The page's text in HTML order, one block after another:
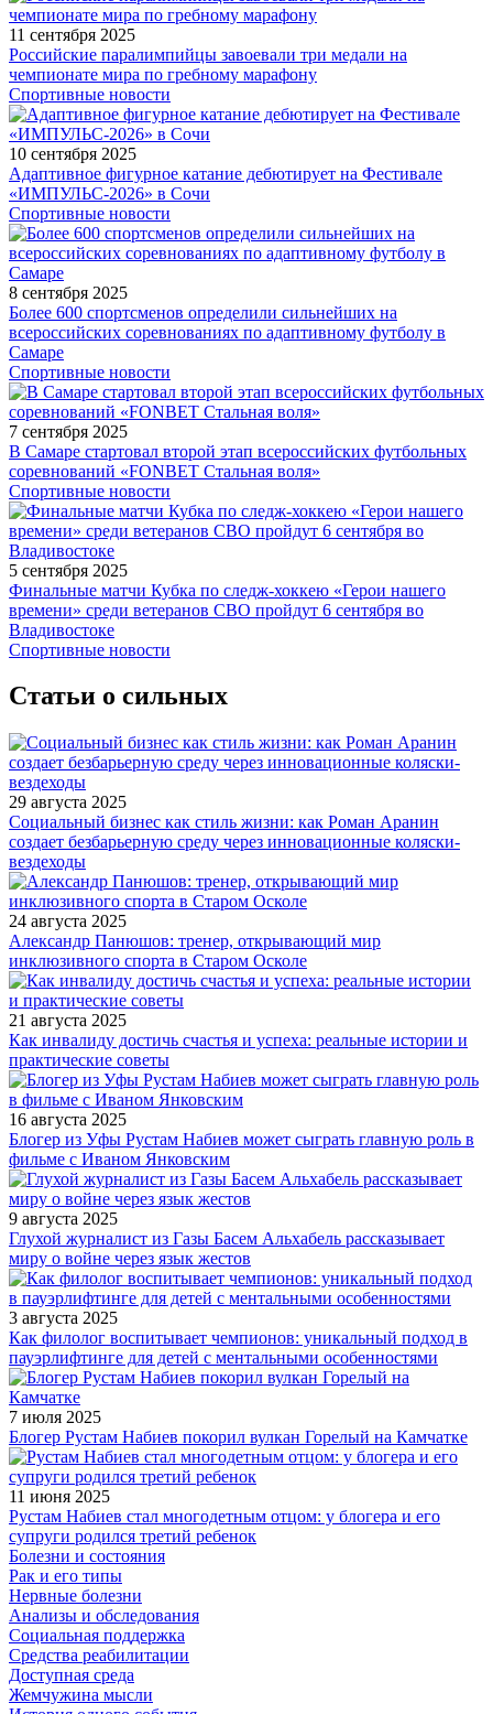
11 сентября 2025
Российские паралимпийцы завоевали три медали на
чемпионате мира по гребному марафону
Спортивные новости
10 сентября 2025
Адаптивное фигурное катание дебютирует на Фестивале
«ИМПУЛЬС-2026» в Сочи
Спортивные новости
8 сентября 2025
Более 600 спортсменов определили сильнейших на
всероссийских соревнованиях по адаптивному футболу в
Самаре
Спортивные новости
7 сентября 2025
В Самаре стартовал второй этап всероссийских футбольных
соревнований «FONBET Стальная воля»
Спортивные новости
5 сентября 2025
Финальные матчи Кубка по следж-хоккею «Герои нашего
времени» среди ветеранов СВО пройдут 6 сентября во
Владивостоке
Спортивные новости
Статьи о сильных
29 августа 2025
Социальный бизнес как стиль жизни: как Роман Аранин
создает безбарьерную среду через инновационные коляски-
вездеходы
24 августа 2025
Александр Панюшов: тренер, открывающий мир
инклюзивного спорта в Старом Осколе
21 августа 2025
Как инвалиду достичь счастья и успеха: реальные истории и
практические советы
16 августа 2025
Блогер из Уфы Рустам Набиев может сыграть главную роль в
фильме с Иваном Янковским
9 августа 2025
Глухой журналист из Газы Басем Альхабель рассказывает
миру о войне через язык жестов
3 августа 2025
Как филолог воспитывает чемпионов: уникальный подход в
пауэрлифтинге для детей с ментальными особенностями
7 июля 2025
Блогер Рустам Набиев покорил вулкан Горелый на Камчатке
11 июня 2025
Рустам Набиев стал многодетным отцом: у блогера и его
супруги родился третий ребенок
Болезни и состояния
Рак и его типы
Нервные болезни
Анализы и обследования
Социальная поддержка
Средства реабилитации
Доступная среда
Жемчужина мысли